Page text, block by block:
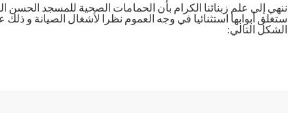
ننهي إلى علم زبنائنا الكرام بأن الحمامات الصحية للمسجد الحسن
ستغلق أبوابها استثنائيا في وجه العموم نظرا لأشغال الصيانة و ذلك
الشكل التالي: